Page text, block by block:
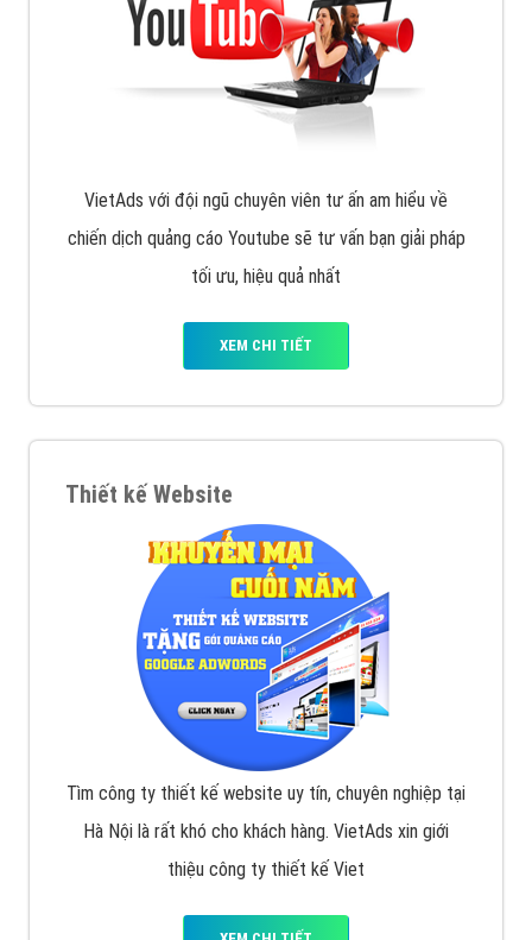
VietAds với đội ngũ chuyên viên tư ấn am hiểu về
chiến dịch quảng cáo Youtube sẽ tư vấn bạn giải pháp
tối ưu, hiệu quả nhất
XEM CHI TIẾT
Thiết kế Website
Tìm công ty thiết kế website uy tín, chuyên nghiệp tại
Hà Nội là rất khó cho khách hàng. VietAds xin giới
thiệu công ty thiết kế Viet